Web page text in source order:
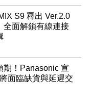
S9 釋出 Ver.2.0
全面解鎖有線連接
期！Panasonic 宣
面臨缺貨與延遲交